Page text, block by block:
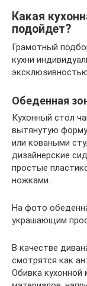
Какая
подойдет?
Грамотный
кухни
Обеденная
Кухонный стол
вытянутую
или коваными
дизайнерские
простые
ножками.
На фото
украшающим
В качестве
смотрятся как
Обивка кухонной